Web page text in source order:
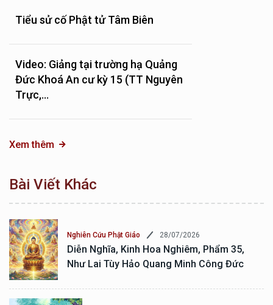
Tiểu sử cố Phật tử Tâm Biên
Video: Giảng tại trường hạ Quảng
Đức Khoá An cư kỳ 15 (TT Nguyên
Trực,...
Xem thêm
Bài Viết Khác
Nghiên Cứu Phật Giáo 28/07/2026
Diễn Nghĩa, Kinh Hoa Nghiêm, Phẩm 35,
Như Lai Tùy Hảo Quang Minh Công Đức